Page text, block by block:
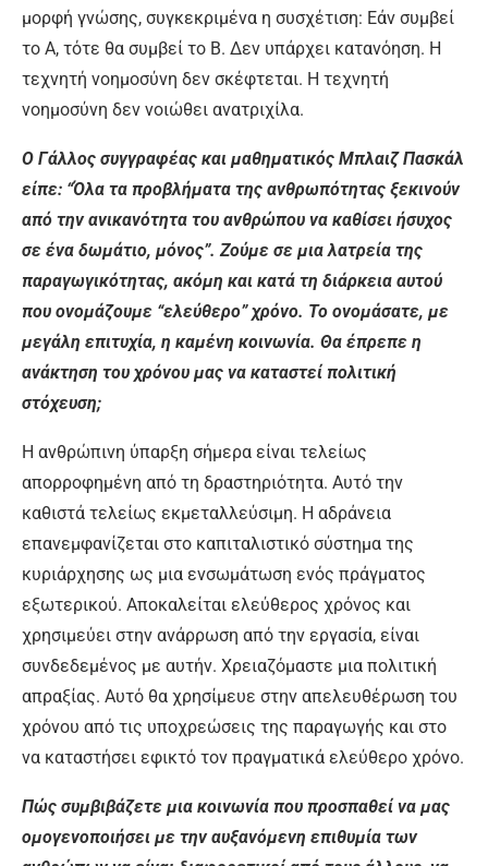
μορφή γνώσης, συγκεκριμένα η συσχέτιση: Εάν συμβεί
το Α, τότε θα συμβεί το Β. Δεν υπάρχει κατανόηση. Η
τεχνητή νοημοσύνη δεν σκέφτεται. Η τεχνητή
νοημοσύνη δεν νοιώθει ανατριχίλα.
Ο Γάλλος συγγραφέας και μαθηματικός Μπλαιζ Πασκάλ
είπε: “Όλα τα προβλήματα της ανθρωπότητας ξεκινούν
από την ανικανότητα του ανθρώπου να καθίσει ήσυχος
σε ένα δωμάτιο, μόνος”. Ζούμε σε μια λατρεία της
παραγωγικότητας, ακόμη και κατά τη διάρκεια αυτού
που ονομάζουμε “ελεύθερο” χρόνο. Το ονομάσατε, με
μεγάλη επιτυχία, η καμένη κοινωνία. Θα έπρεπε η
ανάκτηση του χρόνου μας να καταστεί πολιτική
στόχευση;
Η ανθρώπινη ύπαρξη σήμερα είναι τελείως
απορροφημένη από τη δραστηριότητα. Αυτό την
καθιστά τελείως εκμεταλλεύσιμη. Η αδράνεια
επανεμφανίζεται στο καπιταλιστικό σύστημα της
κυριάρχησης ως μια ενσωμάτωση ενός πράγματος
εξωτερικού. Αποκαλείται ελεύθερος χρόνος και
χρησιμεύει στην ανάρρωση από την εργασία, είναι
συνδεδεμένος με αυτήν. Χρειαζόμαστε μια πολιτική
απραξίας. Αυτό θα χρησίμευε στην απελευθέρωση του
χρόνου από τις υποχρεώσεις της παραγωγής και στο
να καταστήσει εφικτό τον πραγματικά ελεύθερο χρόνο.
Πώς συμβιβάζετε μια κοινωνία που προσπαθεί να μας
ομογενοποιήσει με την αυξανόμενη επιθυμία των